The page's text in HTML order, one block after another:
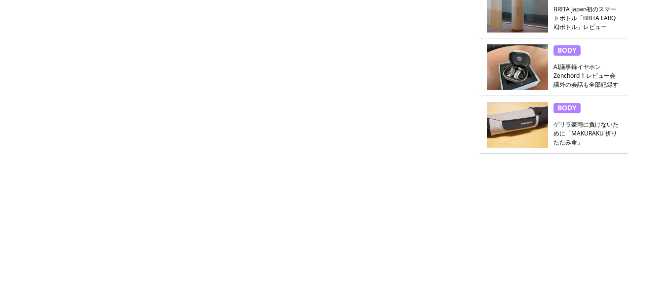
BRITA Japan初のスマー
トボトル「BRITA LARQ
iQボトル」レビュー
BODY
AI議事録イヤホン
Zenchord 1 レビュー会
議外の会話も全部記録す
BODY
ゲリラ豪雨に負けないた
めに「MAKURAKU 折り
たたみ傘」